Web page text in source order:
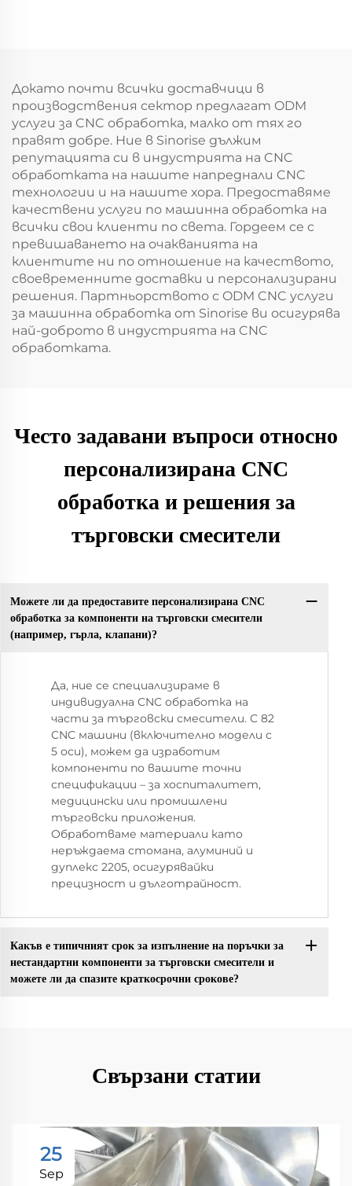
Докато почти всички доставчици в
производствения сектор предлагат ODM
услуги за CNC обработка, малко от тях го
правят добре. Ние в Sinorise дължим
репутацията си в индустрията на CNC
обработката на нашите напреднали CNC
технологии и на нашите хора. Предоставяме
качествени услуги по машинна обработка на
всички свои клиенти по света. Гордеем се с
превишаването на очакванията на
клиентите ни по отношение на качеството,
своевременните доставки и персонализирани
решения. Партньорството с ODM CNC услуги
за машинна обработка от Sinorise ви осигурява
най-доброто в индустрията на CNC
обработката.
Често задавани въпроси относно
персонализирана CNC
обработка и решения за
търговски смесители
Можете ли да предоставите персонализирана CNC
обработка за компоненти на търговски смесители
(например, гърла, клапани)?
Да, ние се специализираме в
индивидуална CNC обработка на
части за търговски смесители. С 82
CNC машини (включително модели с
5 оси), можем да изработим
компоненти по вашите точни
спецификации – за хоспиталитет,
медицински или промишлени
търговски приложения.
Обработваме материали като
неръждаема стомана, алуминий и
дуплекс 2205, осигурявайки
прецизност и дълготрайност.
Какъв е типичният срок за изпълнение на поръчки за
нестандартни компоненти за търговски смесители и
можете ли да спазите краткосрочни срокове?
Свързани статии
25
Sep